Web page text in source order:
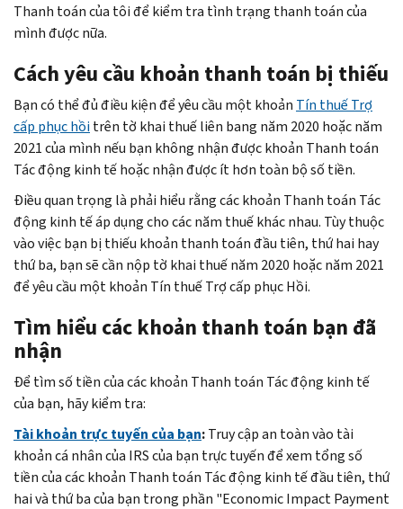
Thanh toán của tôi để kiểm tra tình trạng thanh toán của
mình được nữa.
Cách yêu cầu khoản thanh toán bị thiếu
Bạn có thể đủ điều kiện để yêu cầu một khoản Tín thuế Trợ
cấp phục hồitrên tờ khai thuế liên bang năm 2020 hoặc năm
2021 của mình nếu bạn không nhận được khoản Thanh toán
Tác động kinh tế hoặc nhận được ít hơn toàn bộ số tiền.
Điều quan trọng là phải hiểu rằng các khoản Thanh toán Tác
động kinh tế áp dụng cho các năm thuế khác nhau. Tùy thuộc
vào việc bạn bị thiếu khoản thanh toán đầu tiên, thứ hai hay
thứ ba, bạn sẽ cần nộp tờ khai thuế năm 2020 hoặc năm 2021
để yêu cầu một khoản Tín thuế Trợ cấp phục Hồi.
Tìm hiểu các khoản thanh toán bạn đã
nhận
Để tìm số tiền của các khoản Thanh toán Tác động kinh tế
của bạn, hãy kiểm tra:
Tài khoản trựctuyến của bạn:Truy cập an toàn vào tài
khoản cá nhân của IRS của bạn trực tuyến để xem tổng số
tiền của các khoản Thanh toán Tác động kinh tế đầu tiên, thứ
hai và thứ ba của bạn trong phần "Economic Impact Payment